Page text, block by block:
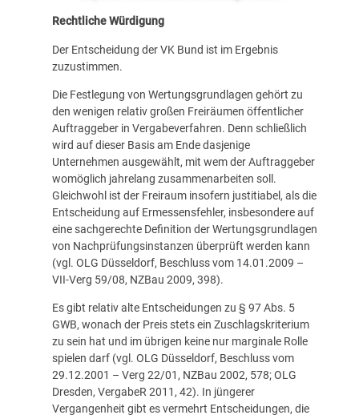
Rechtliche Würdigung
Der Entscheidung der VK Bund ist im Ergebnis
zuzustimmen.
Die Festlegung von Wertungsgrundlagen gehört zu
den wenigen relativ großen Freiräumen öffentlicher
Auftraggeber in Vergabeverfahren. Denn schließlich
wird auf dieser Basis am Ende dasjenige
Unternehmen ausgewählt, mit wem der Auftraggeber
womöglich jahrelang zusammenarbeiten soll.
Gleichwohl ist der Freiraum insofern justitiabel, als die
Entscheidung auf Ermessensfehler, insbesondere auf
eine sachgerechte Definition der Wertungsgrundlagen
von Nachprüfungsinstanzen überprüft werden kann
(vgl. OLG Düsseldorf, Beschluss vom 14.01.2009 –
VII-Verg 59/08, NZBau 2009, 398).
Es gibt relativ alte Entscheidungen zu § 97 Abs. 5
GWB, wonach der Preis stets ein Zuschlagskriterium
zu sein hat und im übrigen keine nur marginale Rolle
spielen darf (vgl. OLG Düsseldorf, Beschluss vom
29.12.2001 – Verg 22/01, NZBau 2002, 578; OLG
Dresden, VergabeR 2011, 42). In jüngerer
Vergangenheit gibt es vermehrt Entscheidungen, die